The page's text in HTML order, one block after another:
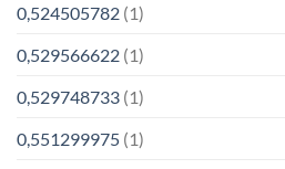
0,524505782 (1)
0,529566622 (1)
0,529748733 (1)
0,551299975 (1)